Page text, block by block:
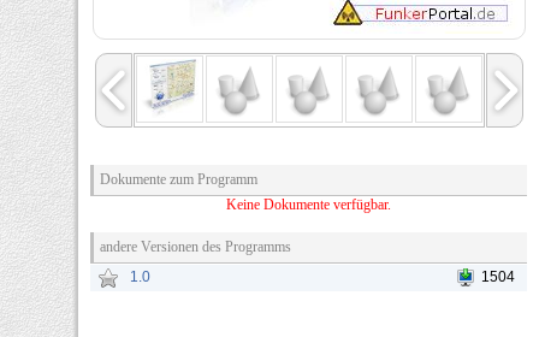
Dokumente zum Programm
Keine Dokumente verfügbar.
andere Versionen des Programms
1.0
1504